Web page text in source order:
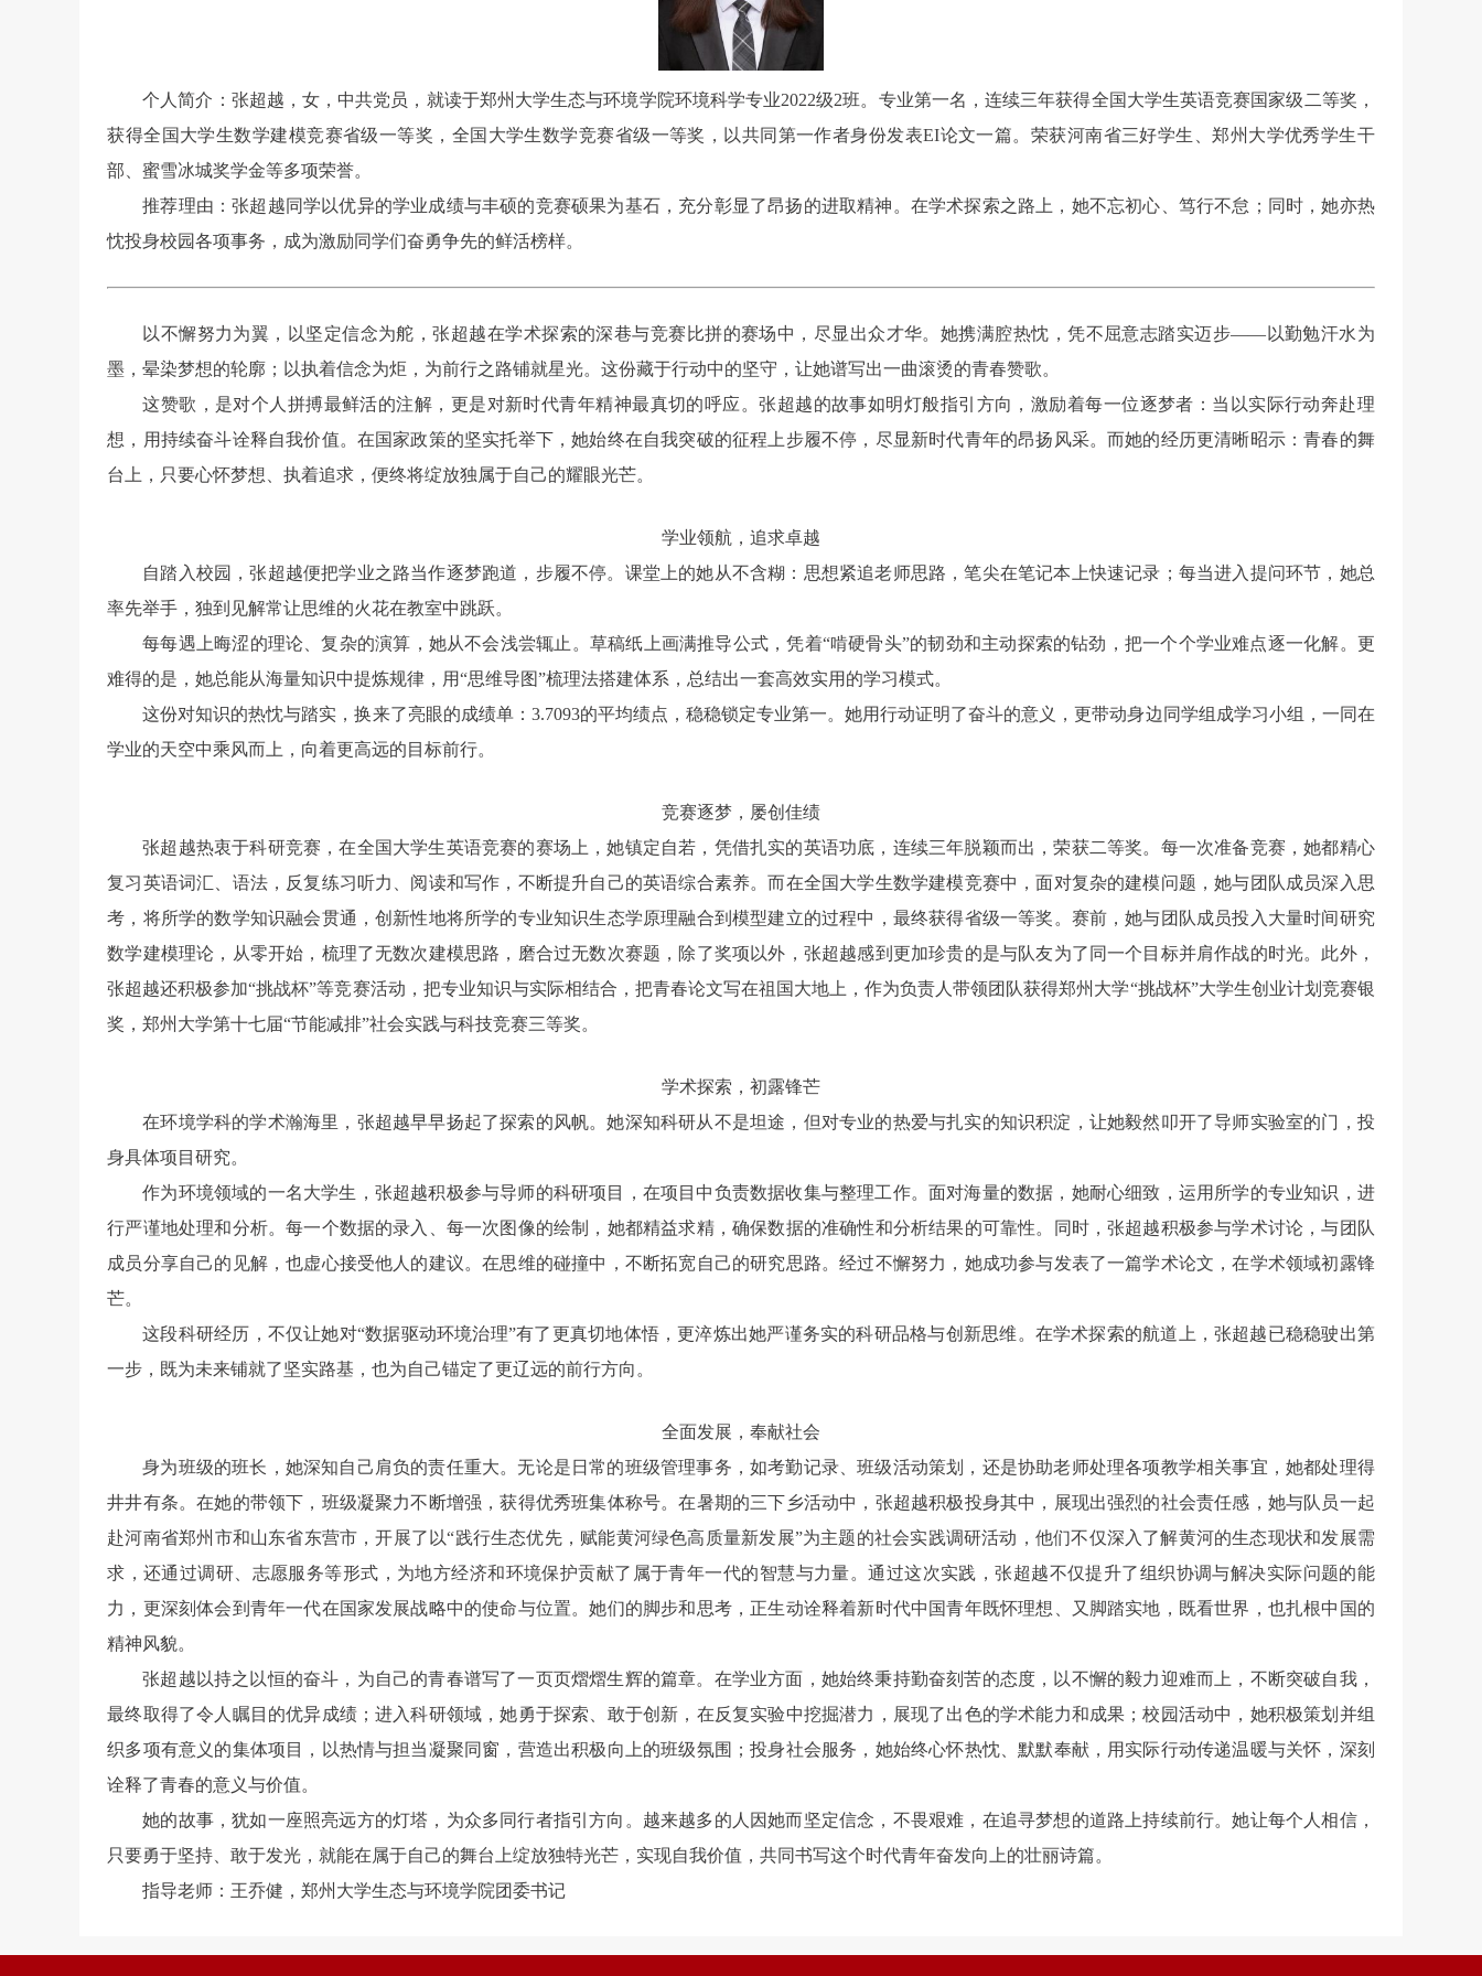
个人简介：张超越，女，中共党员，就读于郑州大学生态与环境学院环境科学专业2022级2班。专业第一名，连续三年获得全国大学生英语竞赛国家级二等奖，
获得全国大学生数学建模竞赛省级一等奖，全国大学生数学竞赛省级一等奖，以共同第一作者身份发表EI论文一篇。荣获河南省三好学生、郑州大学优秀学生干
部、蜜雪冰城奖学金等多项荣誉。
推荐理由：张超越同学以优异的学业成绩与丰硕的竞赛硕果为基石，充分彰显了昂扬的进取精神。在学术探索之路上，她不忘初心、笃行不怠；同时，她亦热
忱投身校园各项事务，成为激励同学们奋勇争先的鲜活榜样。
以不懈努力为翼，以坚定信念为舵，张超越在学术探索的深巷与竞赛比拼的赛场中，尽显出众才华。她携满腔热忱，凭不屈意志踏实迈步——以勤勉汗水为
墨，晕染梦想的轮廓；以执着信念为炬，为前行之路铺就星光。这份藏于行动中的坚守，让她谱写出一曲滚烫的青春赞歌。
这赞歌，是对个人拼搏最鲜活的注解，更是对新时代青年精神最真切的呼应。张超越的故事如明灯般指引方向，激励着每一位逐梦者：当以实际行动奔赴理
想，用持续奋斗诠释自我价值。在国家政策的坚实托举下，她始终在自我突破的征程上步履不停，尽显新时代青年的昂扬风采。而她的经历更清晰昭示：青春的舞
台上，只要心怀梦想、执着追求，便终将绽放独属于自己的耀眼光芒。
学业领航，追求卓越
自踏入校园，张超越便把学业之路当作逐梦跑道，步履不停。课堂上的她从不含糊：思想紧追老师思路，笔尖在笔记本上快速记录；每当进入提问环节，她总
率先举手，独到见解常让思维的火花在教室中跳跃。
每每遇上晦涩的理论、复杂的演算，她从不会浅尝辄止。草稿纸上画满推导公式，凭着“啃硬骨头”的韧劲和主动探索的钻劲，把一个个学业难点逐一化解。更
难得的是，她总能从海量知识中提炼规律，用“思维导图”梳理法搭建体系，总结出一套高效实用的学习模式。
这份对知识的热忱与踏实，换来了亮眼的成绩单：3.7093的平均绩点，稳稳锁定专业第一。她用行动证明了奋斗的意义，更带动身边同学组成学习小组，一同在
学业的天空中乘风而上，向着更高远的目标前行。
竞赛逐梦，屡创佳绩
张超越热衷于科研竞赛，在全国大学生英语竞赛的赛场上，她镇定自若，凭借扎实的英语功底，连续三年脱颖而出，荣获二等奖。每一次准备竞赛，她都精心
复习英语词汇、语法，反复练习听力、阅读和写作，不断提升自己的英语综合素养。而在全国大学生数学建模竞赛中，面对复杂的建模问题，她与团队成员深入思
考，将所学的数学知识融会贯通，创新性地将所学的专业知识生态学原理融合到模型建立的过程中，最终获得省级一等奖。赛前，她与团队成员投入大量时间研究
数学建模理论，从零开始，梳理了无数次建模思路，磨合过无数次赛题，除了奖项以外，张超越感到更加珍贵的是与队友为了同一个目标并肩作战的时光。此外，
张超越还积极参加“挑战杯”等竞赛活动，把专业知识与实际相结合，把青春论文写在祖国大地上，作为负责人带领团队获得郑州大学“挑战杯”大学生创业计划竞赛银
奖，郑州大学第十七届“节能减排”社会实践与科技竞赛三等奖。
学术探索，初露锋芒
在环境学科的学术瀚海里，张超越早早扬起了探索的风帆。她深知科研从不是坦途，但对专业的热爱与扎实的知识积淀，让她毅然叩开了导师实验室的门，投
身具体项目研究。
作为环境领域的一名大学生，张超越积极参与导师的科研项目，在项目中负责数据收集与整理工作。面对海量的数据，她耐心细致，运用所学的专业知识，进
行严谨地处理和分析。每一个数据的录入、每一次图像的绘制，她都精益求精，确保数据的准确性和分析结果的可靠性。同时，张超越积极参与学术讨论，与团队
成员分享自己的见解，也虚心接受他人的建议。在思维的碰撞中，不断拓宽自己的研究思路。经过不懈努力，她成功参与发表了一篇学术论文，在学术领域初露锋
芒。
这段科研经历，不仅让她对“数据驱动环境治理”有了更真切地体悟，更淬炼出她严谨务实的科研品格与创新思维。在学术探索的航道上，张超越已稳稳驶出第
一步，既为未来铺就了坚实路基，也为自己锚定了更辽远的前行方向。
全面发展，奉献社会
身为班级的班长，她深知自己肩负的责任重大。无论是日常的班级管理事务，如考勤记录、班级活动策划，还是协助老师处理各项教学相关事宜，她都处理得
井井有条。在她的带领下，班级凝聚力不断增强，获得优秀班集体称号。在暑期的三下乡活动中，张超越积极投身其中，展现出强烈的社会责任感，她与队员一起
赴河南省郑州市和山东省东营市，开展了以“践行生态优先，赋能黄河绿色高质量新发展”为主题的社会实践调研活动，他们不仅深入了解黄河的生态现状和发展需
求，还通过调研、志愿服务等形式，为地方经济和环境保护贡献了属于青年一代的智慧与力量。通过这次实践，张超越不仅提升了组织协调与解决实际问题的能
力，更深刻体会到青年一代在国家发展战略中的使命与位置。她们的脚步和思考，正生动诠释着新时代中国青年既怀理想、又脚踏实地，既看世界，也扎根中国的
精神风貌。
张超越以持之以恒的奋斗，为自己的青春谱写了一页页熠熠生辉的篇章。在学业方面，她始终秉持勤奋刻苦的态度，以不懈的毅力迎难而上，不断突破自我，
最终取得了令人瞩目的优异成绩；进入科研领域，她勇于探索、敢于创新，在反复实验中挖掘潜力，展现了出色的学术能力和成果；校园活动中，她积极策划并组
织多项有意义的集体项目，以热情与担当凝聚同窗，营造出积极向上的班级氛围；投身社会服务，她始终心怀热忱、默默奉献，用实际行动传递温暖与关怀，深刻
诠释了青春的意义与价值。
她的故事，犹如一座照亮远方的灯塔，为众多同行者指引方向。越来越多的人因她而坚定信念，不畏艰难，在追寻梦想的道路上持续前行。她让每个人相信，
只要勇于坚持、敢于发光，就能在属于自己的舞台上绽放独特光芒，实现自我价值，共同书写这个时代青年奋发向上的壮丽诗篇。
指导老师：王乔健，郑州大学生态与环境学院团委书记